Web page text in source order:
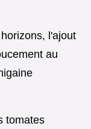
l'ajout
au
tomates